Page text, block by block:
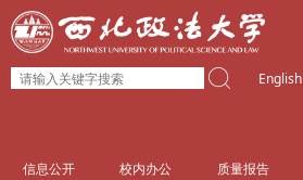
English
信息公开 校内办公 质量报告